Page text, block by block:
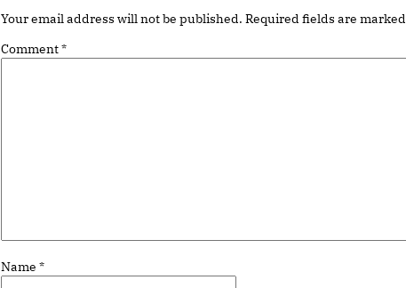
Your email address will not be published. Required fields are marked
Comment*
Name *